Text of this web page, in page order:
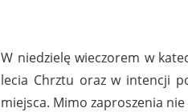
W niedzielę wieczorem w
lecia Chrztu oraz w intencji
miejsca. Mimo zaproszenia